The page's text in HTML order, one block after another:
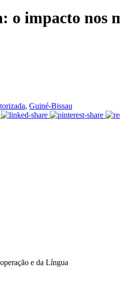
o impacto nos
, Guiné-Bissau
e da Língua